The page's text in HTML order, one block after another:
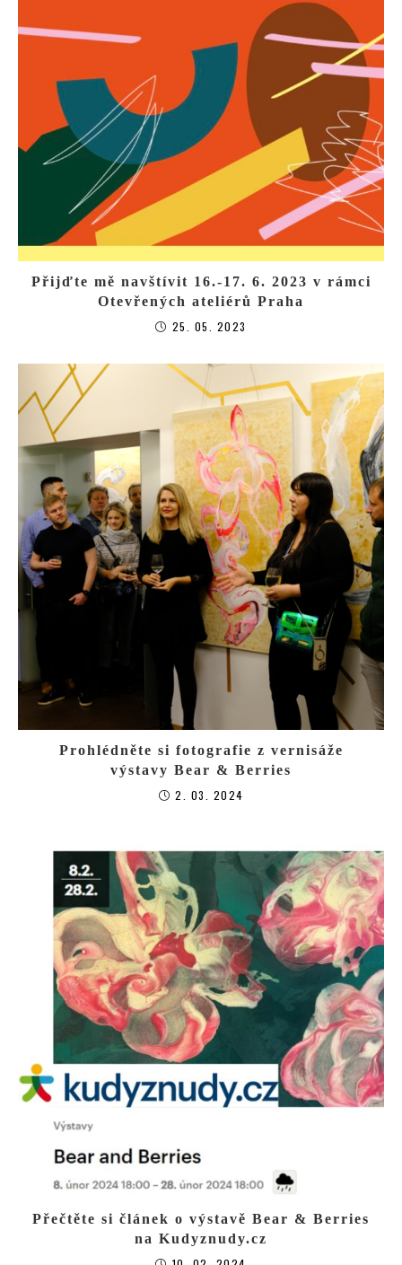
Přijďte mě navštívit 16.-17. 6. 2023 v rámci
Otevřených ateliérů Praha
25. 05. 2023
Prohlédněte si fotografie z vernisáže
výstavy Bear & Berries
2. 03. 2024
Přečtěte si článek o výstavě Bear & Berries
na Kudyznudy.cz